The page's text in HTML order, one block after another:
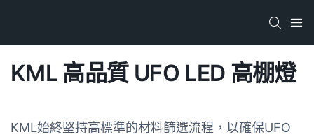
KML 高品質 UFO LED 高棚燈
KML始終堅持高標準的材料篩選流程，以確保UFO